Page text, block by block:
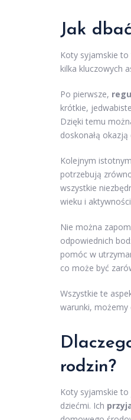
Jak
Koty syjamskie
kilka kluczowych
Po pierwsze,
krótkie,
Dzięki temu
doskonałą
Kolejnym
potrzebują
wszystkie
wieku i
Nie można
odpowiednich
pomóc w
co może być
Wszystkie te
warunki, możemy
rodzin?
Koty syjamskie
dziećmi. Ich